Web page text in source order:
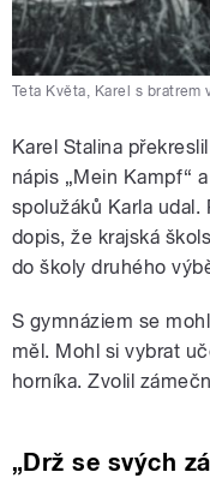
Teta Květa, Karel s bratrem
Karel Stalina
nápis „Mein Kampf“
spolužáků Karla
dopis, že krajská
do školy druhého
S gymnáziem se
měl. Mohl si vybrat
horníka. Zvolil
„Drž se svých